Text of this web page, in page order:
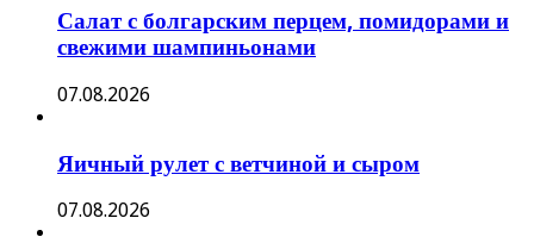
Салат с болгарским перцем, помидорами и
свежими шампиньонами
07.08.2026
Яичный рулет с ветчиной и сыром
07.08.2026